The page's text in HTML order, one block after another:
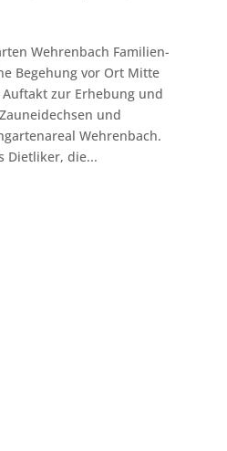
Wehrenbach Familien-
Begehung vor Ort Mitte
zur Erhebung und
und
Wehrenbach.
Dietliker, die...